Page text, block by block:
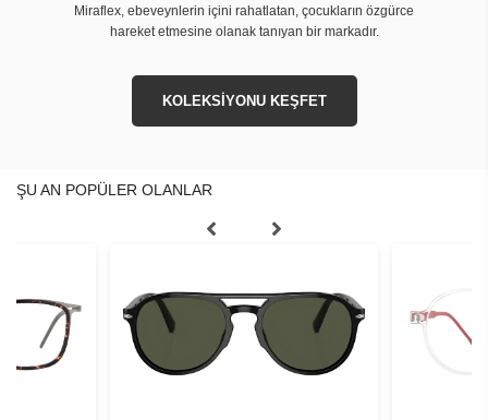
Miraflex, ebeveynlerin içini rahatlatan, çocukların özgürce
hareket etmesine olanak tanıyan bir markadır.
KOLEKSİYONU KEŞFET
ŞU AN POPÜLER OLANLAR